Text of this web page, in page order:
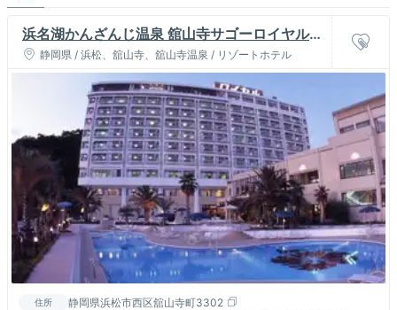
浜名湖かんざんじ温泉 舘山寺サゴーロイヤルホ
テル静岡県 / 浜松、舘山寺、舘山寺温泉 / リゾートホテル
住所 静岡県浜松市西区舘山寺町3302